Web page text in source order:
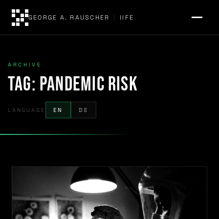
GEORGE A. RAUSCHER | IIFE
ARCHIVE
Tag: pandemic risk
LANGUAGE EN DE